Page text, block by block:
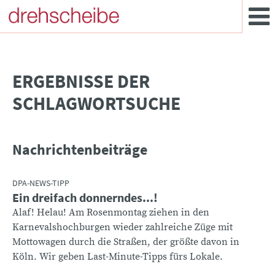
­ERGEBNISSE DER
SCHLAGWORTSUCHE
Nachrichtenbeiträge
DPA-NEWS-TIPP
Ein dreifach donnerndes...!
Alaf! Helau! Am Rosenmontag ziehen in den
Karnevalshochburgen wieder zahlreiche Züge mit
Mottowagen durch die Straßen, der größte davon in
Köln. Wir geben Last-Minute-Tipps fürs Lokale.